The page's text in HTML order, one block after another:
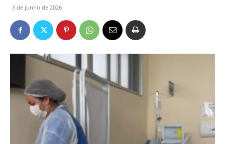
3 de junho de 2026